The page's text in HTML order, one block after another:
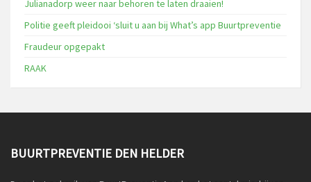
Julianadorp weer naar behoren te laten draaien!
Politie geeft pleidooi ‘sluit u aan bij What’s app Buurtpreventie
Fraudeur opgepakt
RAAK
BUURTPREVENTIE DEN HELDER